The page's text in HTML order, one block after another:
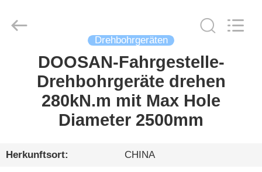
HAUS
PRODUKTE
SHOW
Heavy
Industry
Drehbohrgeräten
DOOSAN-Fahrgestelle-
Drehbohrgeräte drehen
280kN.m mit Max Hole
Diameter 2500mm
Herkunftsort: CHINA